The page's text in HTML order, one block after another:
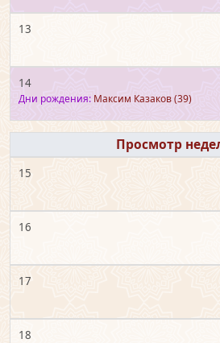
13
14
Дни рождения: Максим Казаков(39)
15
16
17
18